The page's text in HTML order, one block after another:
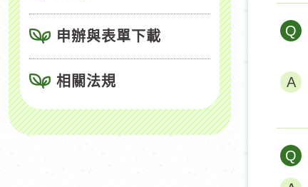
申辦與表單下載
相關法規
Q
Q